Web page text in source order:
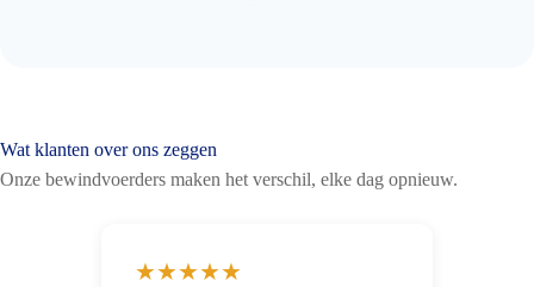
Wat klanten over ons zeggen
Onze bewindvoerders maken het verschil, elke dag opnieuw.
★★★★★